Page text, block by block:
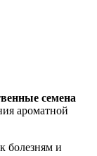
семена
ароматной
болезням и